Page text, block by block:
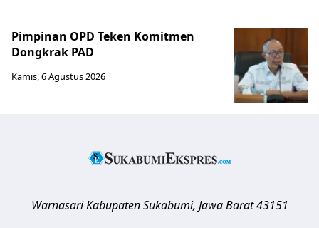
Pimpinan OPD Teken Komitmen
Dongkrak PAD
Kamis, 6 Agustus 2026
Warnasari Kabupaten Sukabumi, Jawa Barat 43151